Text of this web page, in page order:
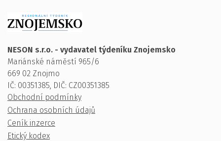
NESON s.r.o. - vydavatel týdeníku Znojemsko
Mariánské náměstí 965/6
669 02 Znojmo
IČ: 00351385, DIČ: CZ00351385
Obchodní podmínky
Ochrana osobních údajů
Ceník inzerce
Etický kodex